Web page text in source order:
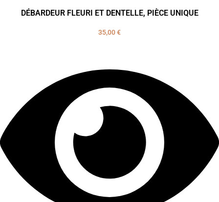
DÉBARDEUR FLEURI ET DENTELLE, PIÈCE UNIQUE
35,00€